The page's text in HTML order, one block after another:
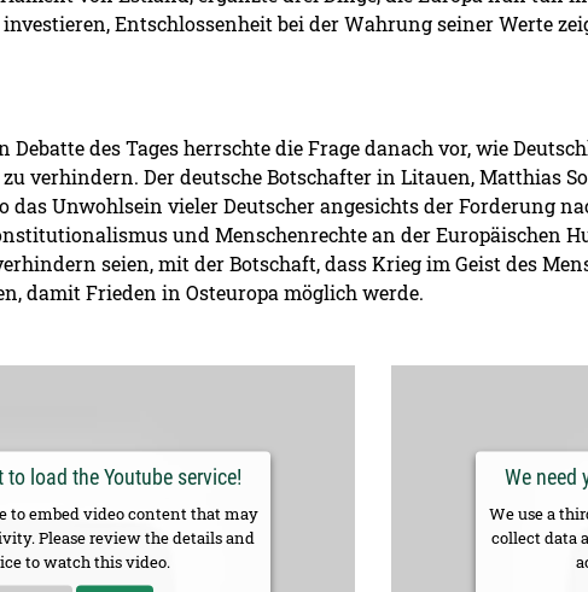
Entschlossenheit bei der Wahrung seiner Werte
des Tages herrschte die Frage danach vor, wie
verhindern. Der deutsche Botschafter in Litauen, Matthias
Unwohlsein vieler Deutscher angesichts der Forderung
und Menschenrechte an der Europäischen
seien, mit der Botschaft, dass Krieg im Geist des
damit Frieden in Osteuropa möglich werde.
load the Youtube service!
to embed video content that may
Please review the details and
to watch this video.
We need
We use a
collect data